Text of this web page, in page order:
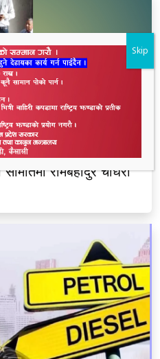
रामबहादुर चौधरी
Skip